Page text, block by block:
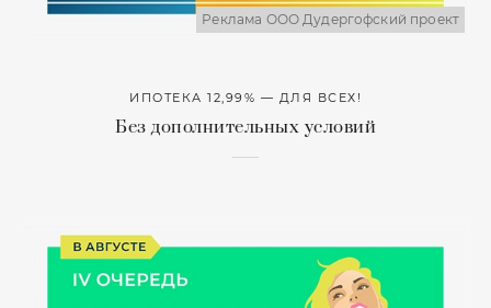
Реклама ООО Дудергофский проект
ИПОТЕКА 12,99% — ДЛЯ ВСЕХ!
Без дополнительных условий